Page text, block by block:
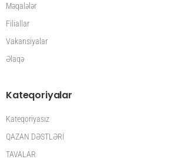
Məqalələr
Filiallar
Vakansiyalar
Əlaqə
Kateqoriyalar
Kateqoriyasız
QAZAN DƏSTLƏRİ
TAVALAR